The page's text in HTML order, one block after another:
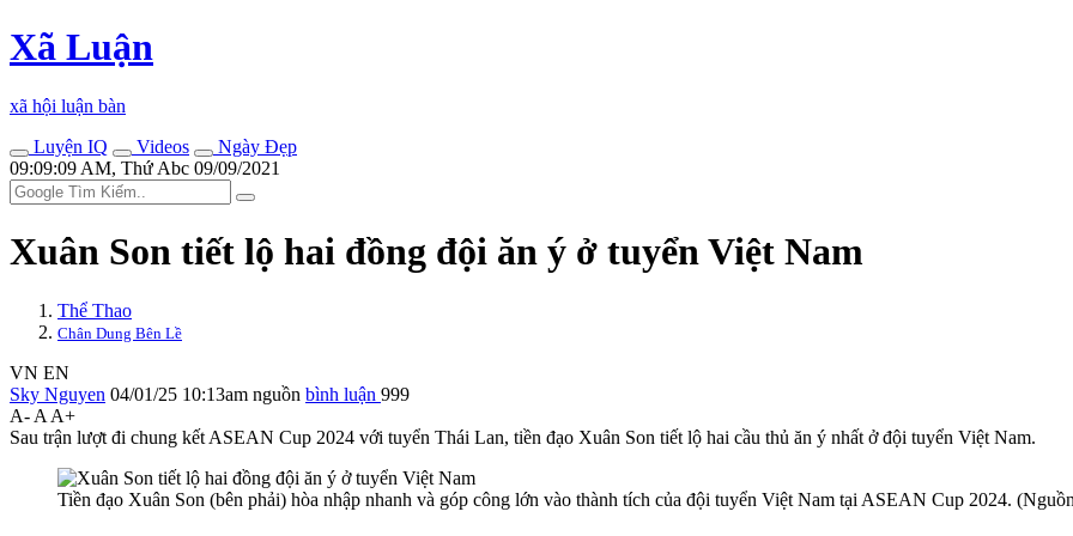
Xã Luận
xã hội luận bàn
Luyện IQ
Videos
Ngày Đẹp
09:09:09 AM, Thứ Abc 09/09/2021
Xuân Son tiết lộ hai đồng đội ăn ý ở tuyển Việt Nam
Thể Thao
Chân Dung Bên Lề
VN EN
Sky Nguyen 04/01/25 10:13am nguồn bình luận 999
A- A A+
Sau trận lượt đi chung kết ASEAN Cup 2024 với tuyển Thái Lan, tiền đạo Xuân Son tiết lộ hai cầu thủ ăn ý nhất ở đội tuyển Việt Nam.
Tiền đạo Xuân Son (bên phải) hòa nhập nhanh và góp công lớn vào thành tích của đội tuyển Việt Nam tại ASEAN Cup 2024.